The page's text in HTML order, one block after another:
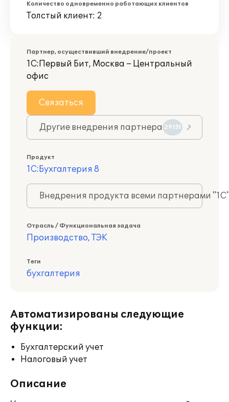
Количество одновременно работающих клиентов
Толстый клиент: 2
Партнер, осуществивший внедрение/проект
1С:Первый Бит, Москва – Центральный
офис
Связаться
Другие внедрения партнера 29151
Продукт
1С:Бухгалтерия 8
Внедрения продукта всеми партнерами
Отрасль / Функциональная задача
Производство, ТЭК
Теги
бухгалтерия
Автоматизированы следующие
функции:
Бухгалтерский учет
Налоговый учет
Описание